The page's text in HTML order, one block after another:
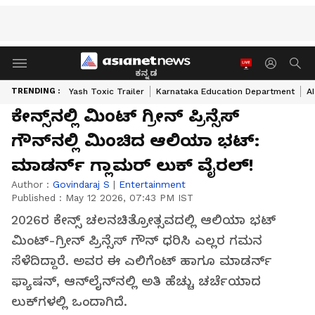
ಕನ್ನಡ
TRENDING : Yash Toxic Trailer Karnataka Education Department
ಕೇನ್ಸ್‌ನಲ್ಲಿ ಮಿಂಟ್ ಗ್ರೀನ್ ಪ್ರಿನ್ಸೆಸ್
ಗೌನ್‌ನಲ್ಲಿ ಮಿಂಚಿದ ಆಲಿಯಾ ಭಟ್:
ಮಾಡರ್ನ್ ಗ್ಲಾಮರ್ ಲುಕ್ ವೈರಲ್!
Author : Govindaraj S | Entertainment
Published : May 12 2026, 07:43 PM IST
2026ರ ಕೇನ್ಸ್ ಚಲನಚಿತ್ರೋತ್ಸವದಲ್ಲಿ ಆಲಿಯಾ ಭಟ್
ಮಿಂಟ್-ಗ್ರೀನ್ ಪ್ರಿನ್ಸೆಸ್ ಗೌನ್ ಧರಿಸಿ ಎಲ್ಲರ ಗಮನ
ಸೆಳೆದಿದ್ದಾರೆ. ಅವರ ಈ ಎಲಿಗೆಂಟ್ ಹಾಗೂ ಮಾಡರ್ನ್
ಫ್ಯಾಷನ್, ಆನ್‌ಲೈನ್‌ನಲ್ಲಿ ಅತಿ ಹೆಚ್ಚು ಚರ್ಚೆಯಾದ
ಲುಕ್‌ಗಳಲ್ಲಿ ಒಂದಾಗಿದೆ.